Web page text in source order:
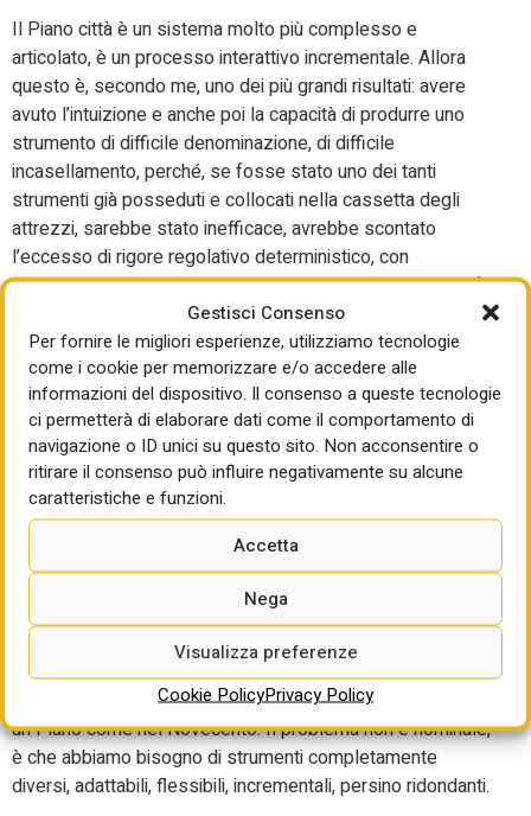
Gestisci Consenso
Per fornire le migliori esperienze, utilizziamo tecnologie
come i cookie per memorizzare e/o accedere alle
informazioni del dispositivo. Il consenso a queste tecnologie
ci permetterà di elaborare dati come il comportamento di
navigazione o ID unici su questo sito. Non acconsentire o
ritirare il consenso può influire negativamente su alcune
caratteristiche e funzioni.
Accetta
Nega
Visualizza preferenze
Cookie PolicyPrivacy Policy
Il Piano città è un sistema molto più complesso e
articolato, è un processo interattivo incrementale. Allora
questo è, secondo me, uno dei più grandi risultati: avere
avuto l’intuizione e anche poi la capacità di produrre uno
strumento di difficile denominazione, di difficile
incasellamento, perché, se fosse stato uno dei tanti
strumenti già posseduti e collocati nella cassetta degli
attrezzi, sarebbe stato inefficace, avrebbe scontato
l’eccesso di rigore regolativo deterministico, con
l’arroganza della capacità di poter agire, cosa che non lo fa
più neanche un Comune, non lo fa nemmeno un’agenzia
dello Stato che non dice “io sono autosufficiente perché
posseggo i beni e posseggo le risorse per agire”. Questa
arroganza deterministica di immaginare una funzione, un
ruolo senza confrontarsi con la complessità, con la
pluralità, persino con l’insorgenza di alcune eresie della
contemporaneità e delle condizioni reali che aspetta.
E quindi il problema è: abbiamo bisogno di nuovi strumenti
perché gli strumenti che sono stati forgiati per essere le
istruzioni della macchina celibe non possono più aiutarci.
Abbiamo bisogno di nuovi strumenti e il Piano città è un
nuovo strumento. Lo chiamiamo ancora piano perché in
questo momento ci è più comodo. Probabilmente strada
facendo toglieremo anche questa locuzione perché non è
un Piano come nel Novecento. Il problema non è nominale,
è che abbiamo bisogno di strumenti completamente
diversi, adattabili, flessibili, incrementali, persino ridondanti.